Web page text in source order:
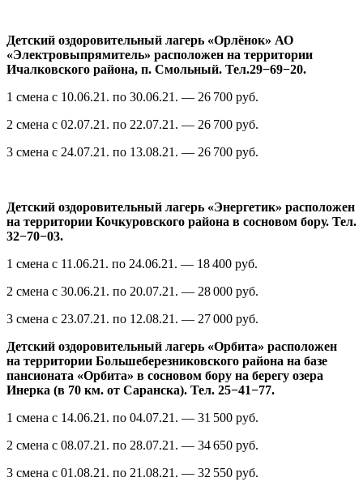
Детский оздоровительный лагерь «Орлёнок» АО
«Электровыпрямитель» расположен на территории
Ичалковского района, п. Смольный. Тел.29−69−20.
1 смена с 10.06.21. по 30.06.21. — 26 700 руб.
2 смена с 02.07.21. по 22.07.21. — 26 700 руб.
3 смена с 24.07.21. по 13.08.21. — 26 700 руб.
Детский оздоровительный лагерь «Энергетик» расположен
на территории Кочкуровского района в сосновом бору. Тел.
32−70−03.
1 смена с 11.06.21. по 24.06.21. — 18 400 руб.
2 смена с 30.06.21. по 20.07.21. — 28 000 руб.
3 смена с 23.07.21. по 12.08.21. — 27 000 руб.
Детский оздоровительный лагерь «Орбита» расположен
на территории Большеберезниковского района на базе
пансионата «Орбита» в сосновом бору на берегу озера
Инерка (в 70 км. от Саранска). Тел. 25−41−77.
1 смена с 14.06.21. по 04.07.21. — 31 500 руб.
2 смена с 08.07.21. по 28.07.21. — 34 650 руб.
3 смена с 01.08.21. по 21.08.21. — 32 550 руб.